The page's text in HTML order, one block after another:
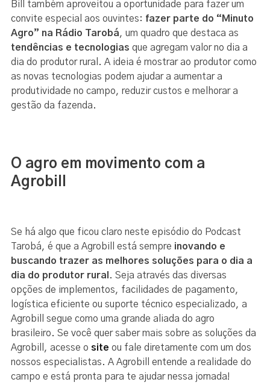
Bill também aproveitou a oportunidade para fazer um
convite especial aos ouvintes: fazer parte do “Minuto
Agro” na Rádio Tarobá, um quadro que destaca as
tendências e tecnologias que agregam valor no dia a
dia do produtor rural. A ideia é mostrar ao produtor como
as novas tecnologias podem ajudar a aumentar a
produtividade no campo, reduzir custos e melhorar a
gestão da fazenda.
O agro em movimento com a
Agrobill
Se há algo que ficou claro neste episódio do Podcast
Tarobá, é que a Agrobill está sempre inovando e
buscando trazer as melhores soluções para o dia a
dia do produtor rural . Seja através das diversas
opções de implementos, facilidades de pagamento,
logística eficiente ou suporte técnico especializado, a
Agrobill segue como uma grande aliada do agro
brasileiro. Se você quer saber mais sobre as soluções da
Agrobill, acesse o site ou fale diretamente com um dos
nossos especialistas. A Agrobill entende a realidade do
campo e está pronta para te ajudar nessa jornada!